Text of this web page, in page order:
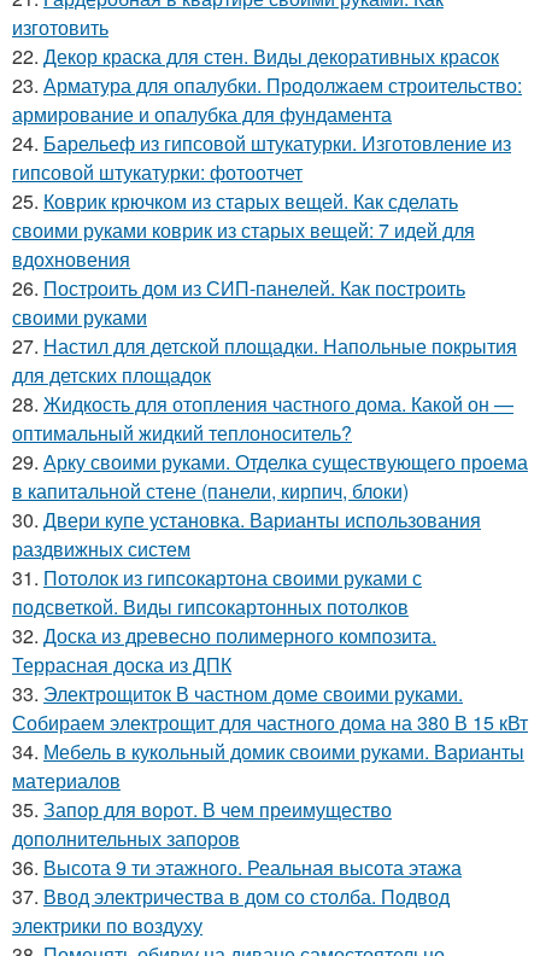
изготовить
22. Декор краска для стен. Виды декоративных красок
23. Арматура для опалубки. Продолжаем строительство:
армирование и опалубка для фундамента
24. Барельеф из гипсовой штукатурки. Изготовление из
гипсовой штукатурки: фотоотчет
25. Коврик крючком из старых вещей. Как сделать
своими руками коврик из старых вещей: 7 идей для
вдохновения
26. Построить дом из СИП-панелей. Как построить
своими руками
27. Настил для детской площадки. Напольные покрытия
для детских площадок
28. Жидкость для отопления частного дома. Какой он —
оптимальный жидкий теплоноситель?
29. Арку своими руками. Отделка существующего проема
в капитальной стене (панели, кирпич, блоки)
30. Двери купе установка. Варианты использования
раздвижных систем
31. Потолок из гипсокартона своими руками с
подсветкой. Виды гипсокартонных потолков
32. Доска из древесно полимерного композита.
Террасная доска из ДПК
33. Электрощиток В частном доме своими руками.
Собираем электрощит для частного дома на 380 В 15 кВт
34. Мебель в кукольный домик своими руками. Варианты
материалов
35. Запор для ворот. В чем преимущество
дополнительных запоров
36. Высота 9 ти этажного. Реальная высота этажа
37. Ввод электричества в дом со столба. Подвод
электрики по воздуху